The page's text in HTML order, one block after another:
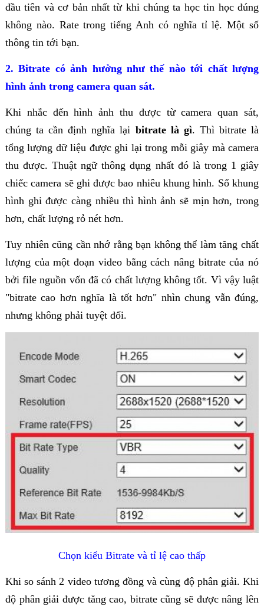
đầu tiên và cơ bản nhất từ khi chúng ta học tin học đúng
không nào. Rate trong tiếng Anh có nghĩa tỉ lệ. Một số
thông tin tới bạn.
2.Bitrate có ảnh hưởng như thế nào tới chất lượng
hình ảnh trong camera quan sát.
Khi nhắc đến hình ảnh thu được từ camera quan sát,
chúng ta cần định nghĩa lại bitrate là gì. Thì bitrate là
tổng lượng dữ liệu được ghi lại trong mỗi giây mà camera
thu được. Thuật ngữ thông dụng nhất đó là trong 1 giây
chiếc camera sẽ ghi được bao nhiêu khung hình. Số khung
hình ghi được càng nhiều thì hình ảnh sẽ mịn hơn, trong
hơn, chất lượng rỏ nét hơn.
Tuy nhiên cũng cần nhớ rằng bạn không thể làm tăng chất
lượng của một đoạn video bằng cách nâng bitrate của nó
bởi file nguồn vốn đã có chất lượng không tốt. Vì vậy luật
"bitrate cao hơn nghĩa là tốt hơn" nhìn chung vẫn đúng,
nhưng không phải tuyệt đối.
Chọn kiểu Bitrate và tỉ lệ cao thấp
Khi so sánh 2 video tương đồng và cùng độ phân giải. Khi
độ phân giải được tăng cao, bitrate cũng sẽ được nâng lên